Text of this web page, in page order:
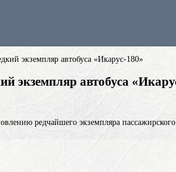
экземпляр автобуса «Икарус-180»
экземпляр автобуса
редчайшего экземпляра